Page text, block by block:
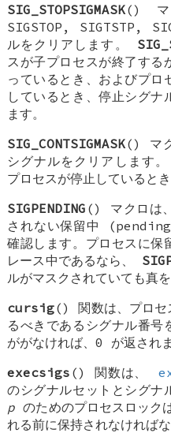
SIG_STOPSIGMASK()
SIGSTOP , SIGTSTP ,
ルをクリアします。
スが子プロセスが終了する
っているとき、およびプロ
しているとき、停止シグナ
ます。
SIG_CONTSIGMASK() マ
シグナルをクリアします。
プロセスが停止していると
SIGPENDING () マクロは
されない保留中
確認します。プロセスに保
レース中であるなら、
ルがマスクされていても真を
cursig() 関数は、プロセ
るべきであるシグナル番号
ががなければ、0 が返されま
execsigs () 関数は、
のシグナルセットとシグナ
p のためのプロセスロッ
れる前に保持されなければな